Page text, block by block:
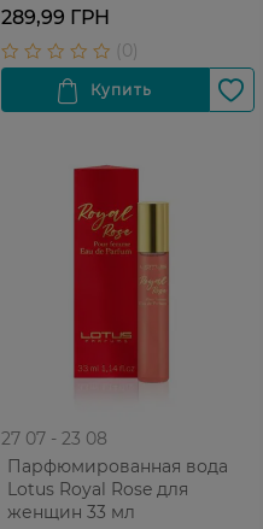
289,99 ГРН
27 07 - 23 08
Парфюмированная вода
Lotus Royal Rose для
женщин 33 мл